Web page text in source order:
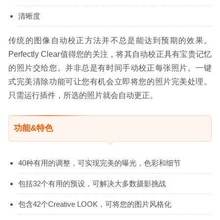
清晰度
传统的图像自动校正方法并不总是能达到预期的效果。
Perfectly Clear值得您的关注，将其自动校正具有宝贵记忆
的照片交给您。并非总是有时间手动校正每张照片。一键
式完美清除功能可让您有机会立即将您的照片完美处理。
只需运行插件，所选的照片就会自动更正。
功能&特色
40种有用的调整，可实现完美的曝光，色彩和细节
包括32个有用的预设，可解决大多数摄影挑战
包含42个Creative LOOK，可将您的图片风格化